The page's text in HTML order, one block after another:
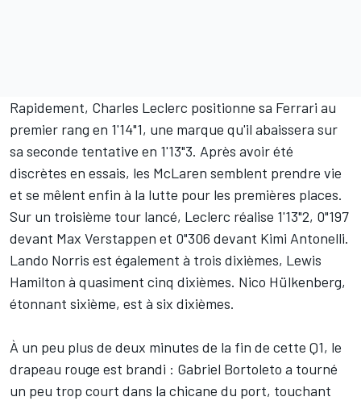
Rapidement, Charles Leclerc positionne sa Ferrari au
premier rang en 1'14"1, une marque qu'il abaissera sur
sa seconde tentative en 1'13"3. Après avoir été
discrètes en essais, les McLaren semblent prendre vie
et se mêlent enfin à la lutte pour les premières places.
Sur un troisième tour lancé, Leclerc réalise 1'13"2, 0"197
devant Max Verstappen et 0"306 devant Kimi Antonelli.
Lando Norris est également à trois dixièmes, Lewis
Hamilton à quasiment cinq dixièmes. Nico Hülkenberg,
étonnant sixième, est à six dixièmes.
À un peu plus de deux minutes de la fin de cette Q1, le
drapeau rouge est brandi : Gabriel Bortoleto a tourné
un peu trop court dans la chicane du port, touchant